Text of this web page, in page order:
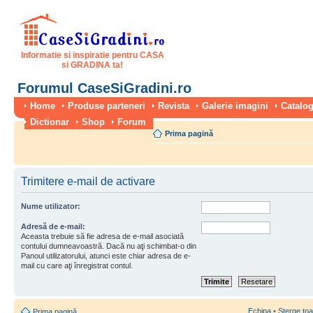
Informatie si inspiratie pentru CASA
si GRADINA ta!
Forumul CaseSiGradini.ro
Home Produse parteneri Revista Galerie imagini
Dictionar
Shop Forum
Prima pagină
Trimitere e-mail de activare
Nume utilizator:
Adresă de e-mail:
Aceasta trebuie să fie adresa de e-mail asociată
contului dumneavoastră. Dacă nu aţi schimbat-o din
Panoul utilizatorului, atunci este chiar adresa de e-
mail cu care aţi înregistrat contul.
Echipa • Şterge